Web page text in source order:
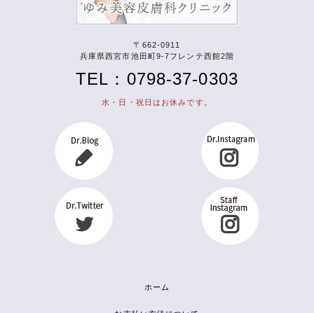
〒662-0911
兵庫県西宮市池田町9-7フレンテ西館2階
TEL：0798-37-0303
水・日・祝日はお休みです。
ホーム